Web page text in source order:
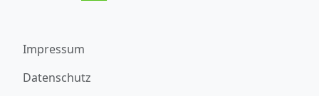
Impressum
Datenschutz